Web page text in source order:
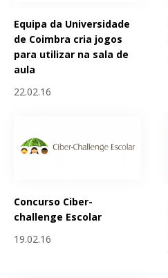
Equipa da Universidade
de Coimbra cria jogos
para utilizar na sala de
aula
22.02.16
Concurso Ciber-
challenge Escolar
19.02.16